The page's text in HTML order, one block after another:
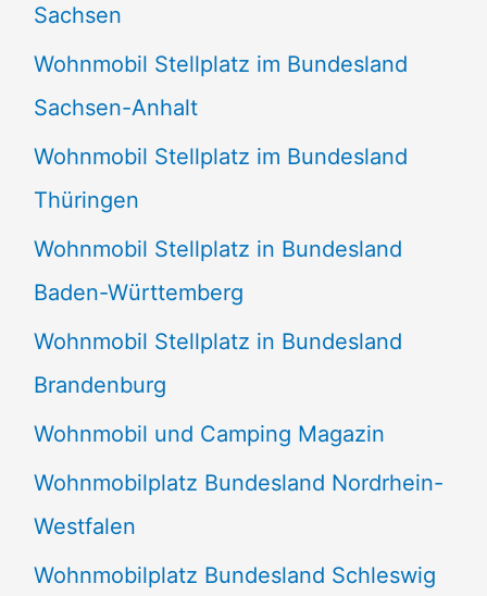
Sachsen
Wohnmobil Stellplatz im Bundesland
Sachsen-Anhalt
Wohnmobil Stellplatz im Bundesland
Thüringen
Wohnmobil Stellplatz in Bundesland
Baden-Württemberg
Wohnmobil Stellplatz in Bundesland
Brandenburg
Wohnmobil und Camping Magazin
Wohnmobilplatz Bundesland Nordrhein-
Westfalen
Wohnmobilplatz Bundesland Schleswig